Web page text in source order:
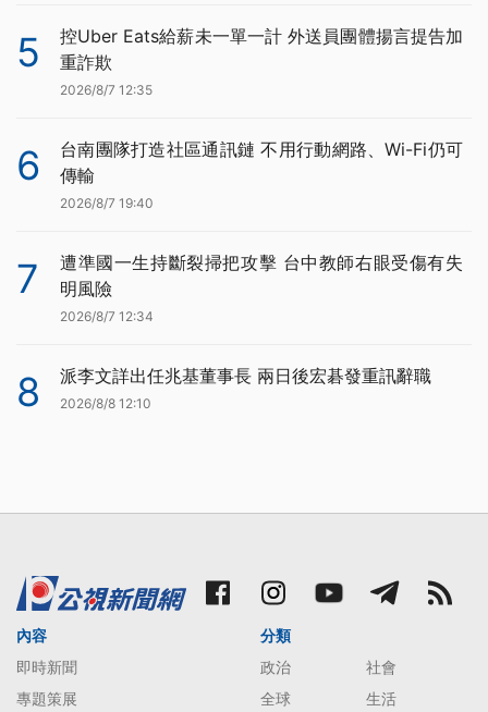
5
控Uber Eats給薪未一單一計 外送員團體揚言提告加
重詐欺
2026/8/7 12:35
6
台南團隊打造社區通訊鏈 不用行動網路、Wi-Fi仍可
傳輸
2026/8/7 19:40
7
遭準國一生持斷裂掃把攻擊 台中教師右眼受傷有失
明風險
2026/8/7 12:34
8 派李文詳出任兆基董事長 兩日後宏碁發重訊辭職
2026/8/8 12:10
內容
即時新聞
專題策展
分類
政治
社會
全球
生活